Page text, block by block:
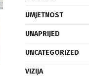
UMJETNOST
UNAPRIJED
UNCATEGORIZED
VIZIJA